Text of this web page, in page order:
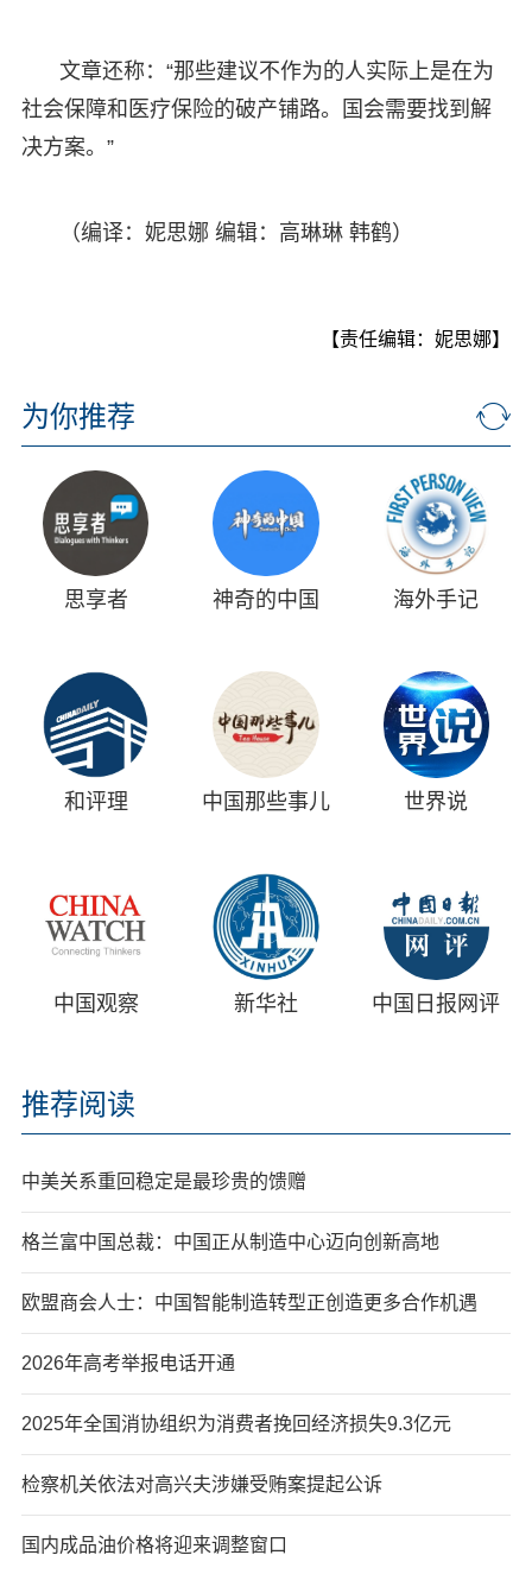
文章还称：“那些建议不作为的人实际上是在为
社会保障和医疗保险的破产铺路。国会需要找到解
决方案。”
（编译：妮思娜 编辑：高琳琳 韩鹤）
【责任编辑：妮思娜】
为你推荐
思享者 神奇的中国 海外手记
和评理 中国那些事儿 世界说
中国观察 新华社 中国日报网评
推荐阅读
中美关系重回稳定是最珍贵的馈赠
格兰富中国总裁：中国正从制造中心迈向创新高地
欧盟商会人士：中国智能制造转型正创造更多合作机遇
2026年高考举报电话开通
2025年全国消协组织为消费者挽回经济损失9.3亿元
检察机关依法对高兴夫涉嫌受贿案提起公诉
国内成品油价格将迎来调整窗口